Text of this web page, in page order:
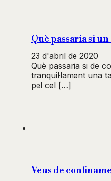
Què passaria si
23 d'abril de 2020
Què passaria si de
tranquil·lament una
pel cel […]
Veus de